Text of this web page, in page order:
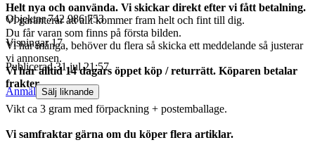
Helt nya och oanvända. Vi skickar direkt efter vi fått betalning.
Vi garanterar att allt kommer fram helt och fint till dig.
Du får varan som finns på första bilden.
Vi har många, behöver du flera så skicka ett meddelande så justerar
vi annonsen.
Vi har alltid 14 dagars öppet köp / returrätt. Köparen betalar
frakter.
Vikt ca 3 gram med förpackning + postemballage.
Vi samfraktar gärna om du köper flera artiklar.
Objektnr 742 986 753
Visningar 17
Publicerad 31 jul 21:57
Anmäl Sälj liknande